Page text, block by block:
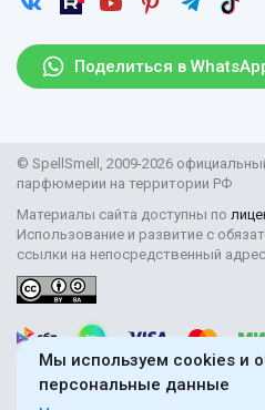
Мы используем cookies и
персональные данные
Поделиться в
Статьи
Рассылка
Пользовательское соглашение
Защита персональных данных
Правила продажи товаров
Поставщикам
© SpellSmell, 2009-2026
парфюмерии на территории РФ
Материалы сайта доступны по
Использование и развитие с
ссылки на непосредственный